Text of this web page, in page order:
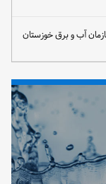
آب و برق خوزستان